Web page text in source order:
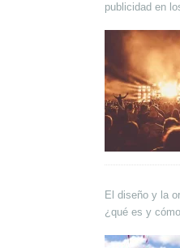
publicidad en
El diseño y la
¿qué es y